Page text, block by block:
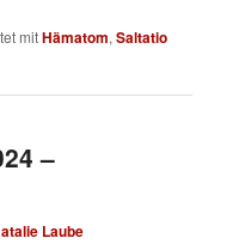
mitHämatom,Saltatio
–
Laube